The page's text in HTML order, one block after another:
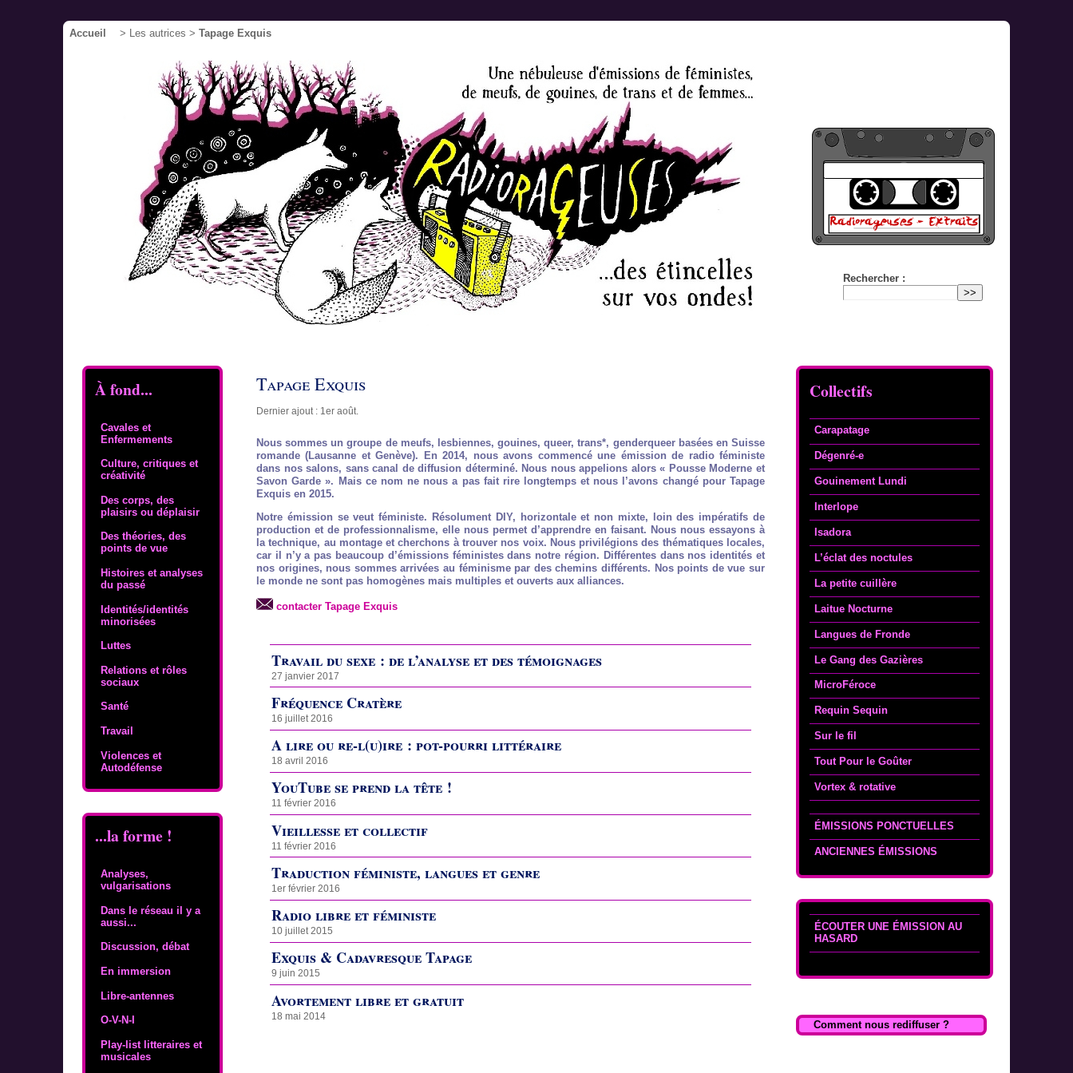
Accueil > Les autrices > Tapage Exquis
Rechercher :
À fond...
Cavales et
Enfermements
Culture, critiques et
créativité
Des corps, des
plaisirs ou déplaisir
Des théories, des
points de vue
Histoires et analyses
du passé
Identités/identités
minorisées
Luttes
Relations et rôles
sociaux
Santé
Travail
Violences et
Autodéfense
...la forme !
Analyses,
vulgarisations
Dans le réseau il y a
aussi...
Discussion, débat
En immersion
Libre-antennes
O-V-N-I
Play-list litteraires et
musicales
Collectifs
Carapatage
Dégenré-e
Gouinement Lundi
Interlope
Isadora
L’éclat des noctules
La petite cuillère
Laitue Nocturne
Langues de Fronde
Le Gang des Gazières
MicroFéroce
Requin Sequin
Sur le fil
Tout Pour le Goûter
Vortex & rotative
ÉMISSIONS PONCTUELLES
ANCIENNES ÉMISSIONS
ÉCOUTER UNE ÉMISSION AU
HASARD
Comment nous rediffuser ?
Tapage Exquis
Dernier ajout : 1er août.
Nous sommes un groupe de meufs, lesbiennes, gouines, queer, trans*, genderqueer basées en Suisse
romande (Lausanne et Genève). En 2014, nous avons commencé une émission de radio féministe
dans nos salons, sans canal de diffusion déterminé. Nous nous appelions alors « Pousse Moderne et
Savon Garde ». Mais ce nom ne nous a pas fait rire longtemps et nous l’avons changé pour Tapage
Exquis en 2015.
Notre émission se veut féministe. Résolument DIY, horizontale et non mixte, loin des impératifs de
production et de professionnalisme, elle nous permet d’apprendre en faisant. Nous nous essayons à
la technique, au montage et cherchons à trouver nos voix. Nous privilégions des thématiques locales,
car il n’y a pas beaucoup d’émissions féministes dans notre région. Différentes dans nos identités et
nos origines, nous sommes arrivées au féminisme par des chemins différents. Nos points de vue sur
le monde ne sont pas homogènes mais multiples et ouverts aux alliances.
contacter Tapage Exquis
Travail du sexe : de l’analyse et des témoignages
27 janvier 2017
Fréquence Cratère
16 juillet 2016
A lire ou re-l(u)ire : pot-pourri littéraire
18 avril 2016
YouTube se prend la tête !
11 février 2016
Vieillesse et collectif
11 février 2016
Traduction féministe, langues et genre
1er février 2016
Radio libre et féministe
10 juillet 2015
Exquis & Cadavresque Tapage
9 juin 2015
Avortement libre et gratuit
18 mai 2014